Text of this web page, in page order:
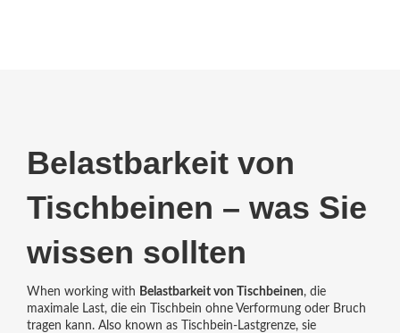
Belastbarkeit von
Tischbeinen – was Sie
wissen sollten
When working with Belastbarkeit von Tischbeinen, die
maximale Last, die ein Tischbein ohne Verformung oder Bruch
tragen kann. Also known as Tischbein‑Lastgrenze, sie